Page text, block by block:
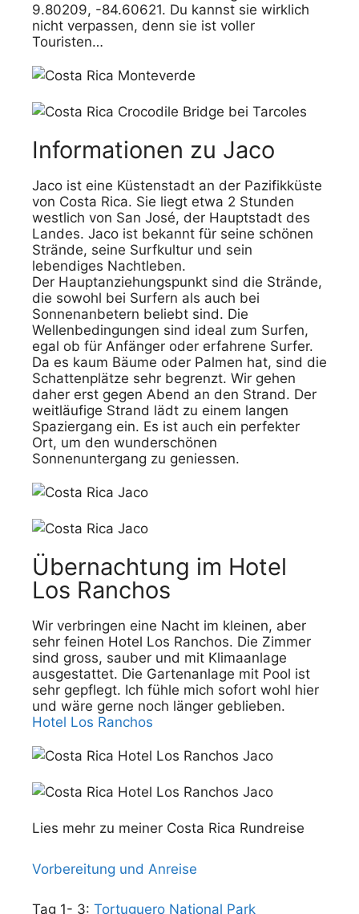
9.80209, -84.60621. Du kannst sie wirklich
nicht verpassen, denn sie ist voller
Touristen…
Informationen zu Jaco
Jaco ist eine Küstenstadt an der Pazifikküste
von Costa Rica. Sie liegt etwa 2 Stunden
westlich von San José, der Hauptstadt des
Landes. Jaco ist bekannt für seine schönen
Strände, seine Surfkultur und sein
lebendiges Nachtleben.
Der Hauptanziehungspunkt sind die Strände,
die sowohl bei Surfern als auch bei
Sonnenanbetern beliebt sind. Die
Wellenbedingungen sind ideal zum Surfen,
egal ob für Anfänger oder erfahrene Surfer.
Da es kaum Bäume oder Palmen hat, sind die
Schattenplätze sehr begrenzt. Wir gehen
daher erst gegen Abend an den Strand. Der
weitläufige Strand lädt zu einem langen
Spaziergang ein. Es ist auch ein perfekter
Ort, um den wunderschönen
Sonnenuntergang zu geniessen.
Übernachtung im Hotel
Los Ranchos
Wir verbringen eine Nacht im kleinen, aber
sehr feinen Hotel Los Ranchos. Die Zimmer
sind gross, sauber und mit Klimaanlage
ausgestattet. Die Gartenanlage mit Pool ist
sehr gepflegt. Ich fühle mich sofort wohl hier
und wäre gerne noch länger geblieben.
Hotel Los Ranchos
Lies mehr zu meiner Costa Rica Rundreise
Vorbereitung und Anreise
Tag 1- 3: Tortuguero National Park